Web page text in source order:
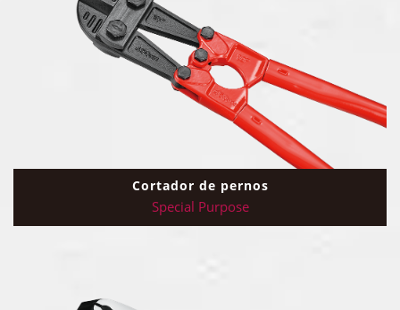
Cortador de pernos
Special Purpose